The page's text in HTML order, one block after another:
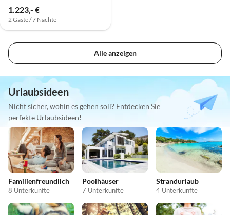
1.223,- €
2 Gäste / 7 Nächte
Alle anzeigen
Urlaubsideen
Nicht sicher, wohin es gehen soll? Entdecken Sie
perfekte Urlaubsideen!
Familienfreundlich
8 Unterkünfte
Poolhäuser
7 Unterkünfte
Strandurlaub
4 Unterkünfte